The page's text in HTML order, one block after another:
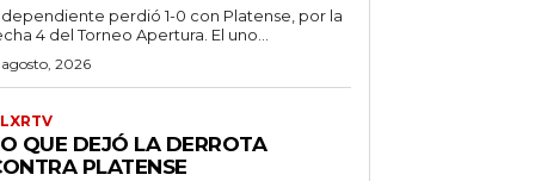
perdió 1-0 con Platense, por la
4 del Torneo Apertura. El uno...
2026
QUE DEJÓ LA DERROTA
PLATENSE